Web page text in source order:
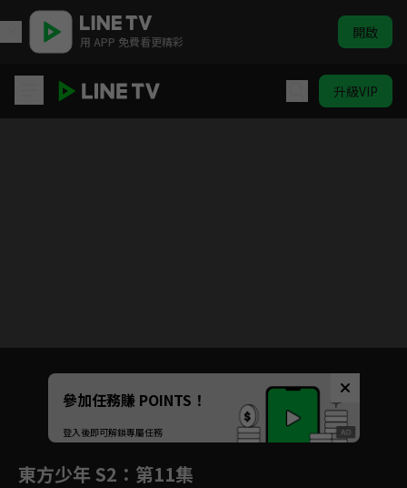
用 APP 免費看更精彩 開啟
升級VIP
Unmute
如有不便請見諒
參加任務賺 POINTS！
登入後即可解鎖專屬任務
東方少年 S2 ：第11集